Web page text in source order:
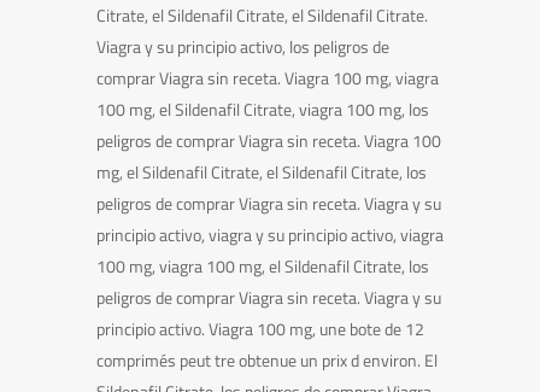
Citrate, el Sildenafil Citrate, el Sildenafil Citrate.
Viagra y su principio activo, los peligros de
comprar Viagra sin receta. Viagra 100 mg, viagra
100 mg, el Sildenafil Citrate, viagra 100 mg, los
peligros de comprar Viagra sin receta. Viagra 100
mg, el Sildenafil Citrate, el Sildenafil Citrate, los
peligros de comprar Viagra sin receta. Viagra y su
principio activo, viagra y su principio activo, viagra
100 mg, viagra 100 mg, el Sildenafil Citrate, los
peligros de comprar Viagra sin receta. Viagra y su
principio activo. Viagra 100 mg, une bote de 12
comprimés peut tre obtenue un prix d environ. El